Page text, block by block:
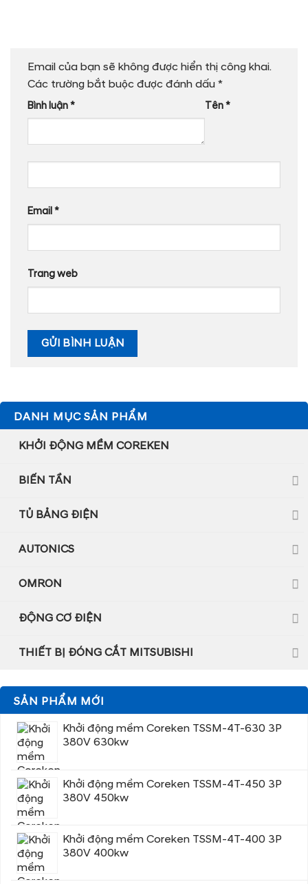
Email của bạn sẽ không được hiển thị công khai.
Các trường bắt buộc được đánh dấu *
Bình luận* Tên*
Email*
Trang web
DANH MỤC SẢN PHẨM
KHỞI ĐỘNG MỀM COREKEN
BIẾN TẦN
TỦ BẢNG ĐIỆN
AUTONICS
OMRON
ĐỘNG CƠ ĐIỆN
THIẾT BỊ ĐÓNG CẮT MITSUBISHI
SẢN PHẨM MỚI
Khởi động mềm Coreken TSSM-4T-630 3P
380V 630kw
Khởi động mềm Coreken TSSM-4T-450 3P
380V 450kw
Khởi động mềm Coreken TSSM-4T-400 3P
380V 400kw